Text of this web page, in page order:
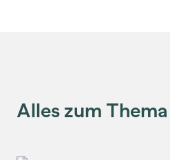
Alles zum Thema